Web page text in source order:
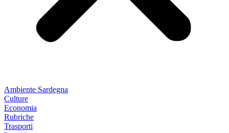
Ambiente Sardegna
Culture
Economia
Rubriche
Trasporti